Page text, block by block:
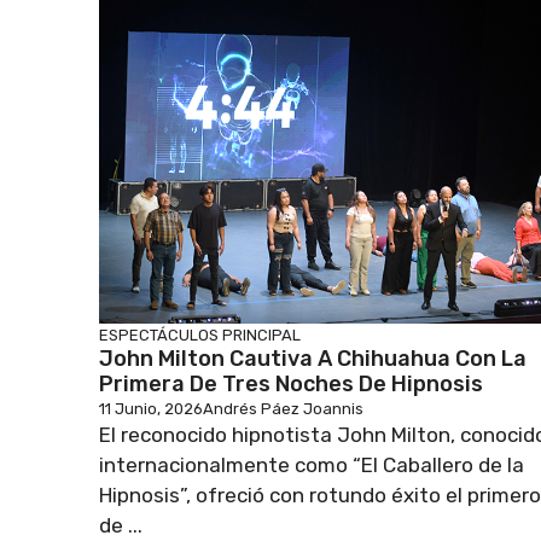
ESPECTÁCULOS PRINCIPAL
John Milton Cautiva A Chihuahua Con La
Primera De Tres Noches De Hipnosis
11 Junio, 2026Andrés Páez Joannis
El reconocido hipnotista John Milton,
internacionalmente como “El Caballero de la
Hipnosis”, ofreció con rotundo éxito el primero
de ...